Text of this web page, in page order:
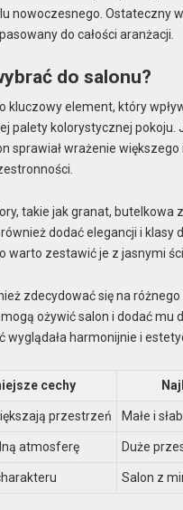
nowoczesnego. Ostateczny
do całości aranżacji.
do salonu?
kluczowy element, który
palety kolorystycznej
sprawiał wrażenie
takie jak granat,
dodać elegancji i
warto zestawić je z jasnymi
zdecydować się na
ożywić salon i dodać mu
wyglądała harmonijnie i
cechy
przestrzeń Małe i
atmosferę Duże
Salon z